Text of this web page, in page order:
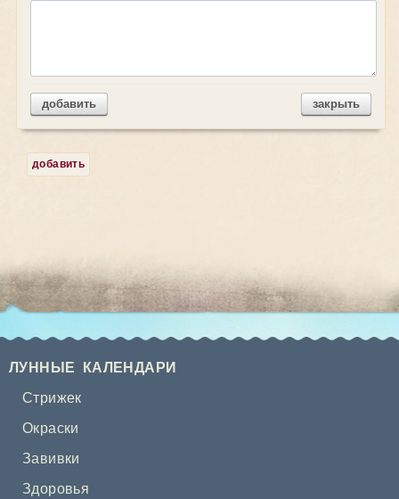
добавить закрыть
добавить
ЛУННЫЕ КАЛЕНДАРИ
Стрижек
Окраски
Завивки
Здоровья